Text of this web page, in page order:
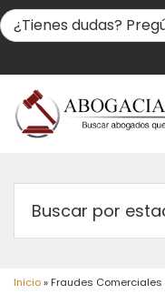
Inicio» Fraudes Comerciales